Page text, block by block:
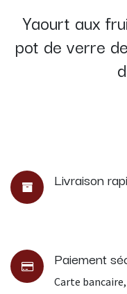
Yaourt aux
pot de verre
Livraison
Paiement
Carte